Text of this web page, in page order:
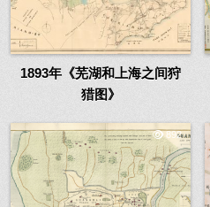
1893年《芜湖和上海之间狩
猎图》
892